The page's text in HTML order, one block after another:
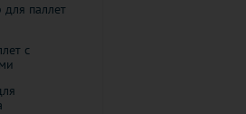
паллет
с